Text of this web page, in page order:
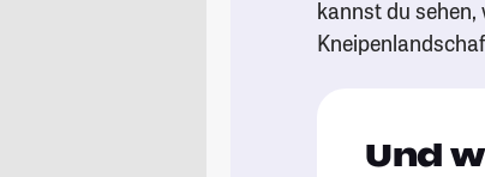
kannst du
Und